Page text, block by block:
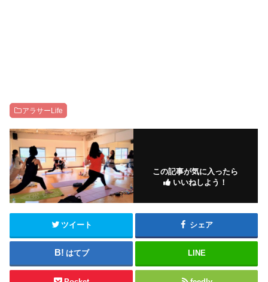
アラサーLife
この記事が気に入ったら
いいねしよう！
ツイート シェア
はてブ LINE